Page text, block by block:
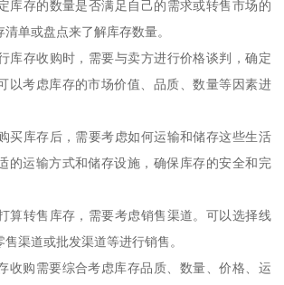
库存的数量是否满足自己的需求或转售市场的
单或盘点来了解库存数量。
库存收购时，需要与卖方进行价格谈判，确定
以考虑库存的市场价值、品质、数量等因素进
买库存后，需要考虑如何运输和储存这些生活
的运输方式和储存设施，确保库存的安全和完
算转售库存，需要考虑销售渠道。可以选择线
售渠道或批发渠道等进行销售。
收购需要综合考虑库存品质、数量、价格、运